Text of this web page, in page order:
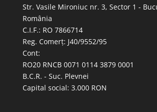
Str. Vasile Mironiuc nr. 3, Sector 1 -
România
C.I.F.: RO 7866714
Reg. Comerț: J40/9552/95
Cont:
RO20 RNCB 0071 0114 3879 0001
B.C.R. - Suc. Plevnei
Capital social: 3.000 RON